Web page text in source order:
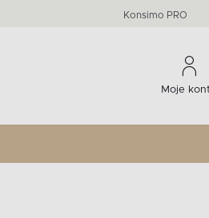
Konsimo PRO
Moje
Komody, szafki
-33 %
Liczba produktów:60
Liczba produktów:274